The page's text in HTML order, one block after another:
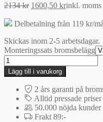
2134kr Det
priset
2134 kr.
1600,50 krDet
priset
1600,50 kr.
inkl. moms
Delbetalning från 119 kr/
Skickas inom 2-5 arbetsdagar.
Monteringssats bromsbelägg
EBC
Bluestuff
bromsbelägg
mängd
Lägg till i varukorg
2 års garanti på
Alltid pressade priser
50.000 nöjda kunder
Frakt 89:-